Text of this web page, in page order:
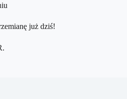
już dziś!